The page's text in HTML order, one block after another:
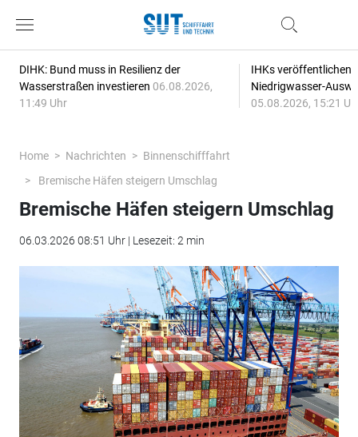
DIHK: Bund muss in Resilienz der
Wasserstraßen investieren 06.08.2026,
11:49 Uhr
IHKs veröffentlichen
Niedrigwasser-
05.08.2026, 15:21
Home Nachrichten
Binnenschifffahrt
Bremische Häfen steigern Umschlag
Bremische Häfen steigern Umschlag
06.03.2026 08:51 Uhr | Lesezeit: 2 min